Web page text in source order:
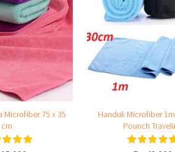
Microfiber 75 x 35
cm
Handuk Microfiber
Pounch